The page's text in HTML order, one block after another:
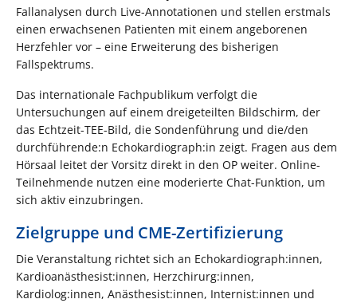
Fallanalysen durch Live-Annotationen und stellen erstmals
einen erwachsenen Patienten mit einem angeborenen
Herzfehler vor – eine Erweiterung des bisherigen
Fallspektrums.
Das internationale Fachpublikum verfolgt die
Untersuchungen auf einem dreigeteilten Bildschirm, der
das Echtzeit-TEE-Bild, die Sondenführung und die/den
durchführende:n Echokardiograph:in zeigt. Fragen aus dem
Hörsaal leitet der Vorsitz direkt in den OP weiter. Online-
Teilnehmende nutzen eine moderierte Chat-Funktion, um
sich aktiv einzubringen.
Zielgruppe und CME-Zertifizierung
Die Veranstaltung richtet sich an Echokardiograph:innen,
Kardioanästhesist:innen, Herzchirurg:innen,
Kardiolog:innen, Anästhesist:innen, Internist:innen und